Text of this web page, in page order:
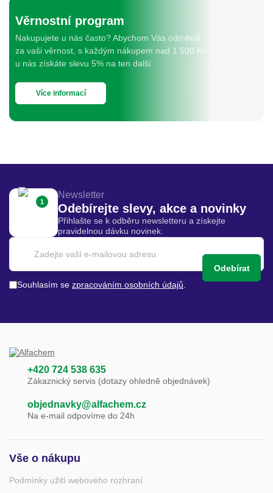
Věrnostní program
Nakupujete u nás často? Abychom Vás odměnili
za vaši věrnost, s každým nákupem nad 1 500 Kč
u nás získáte slevu 5% na ten další.
Více informací
1
Newsletter
Odebírejte slevy, akce a novinky
Přihlašte se k odběru newsletteru a získejte
pravidelnou dávku novinek.
Odebírat
Souhlasím se zpracováním osobních údajů
+420 724 538 635
Zákaznický servis (dotazy ohledně objednávek)
objednavky@alfachem.cz
Na e-mail odpovíme do 24h
Vše o nákupu
Podmínky užití webového rozhraní